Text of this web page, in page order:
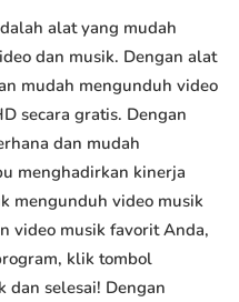
alat yang mudah
dan musik. Dengan alat
mudah mengunduh video
secara gratis. Dengan
dan mudah
menghadirkan kinerja
mengunduh video musik
video musik favorit Anda,
klik tombol
dan selesai! Dengan